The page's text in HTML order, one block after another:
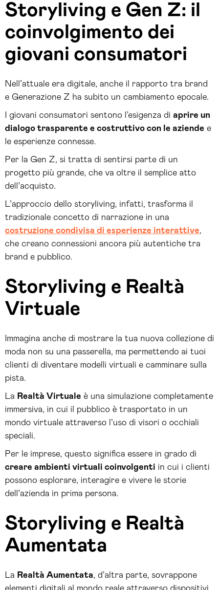
Storyliving e Gen Z: il
coinvolgimento dei
giovani consumatori
Nell’attuale era digitale, anche il rapporto tra brand
e Generazione Z ha subito un cambiamento epocale.
I giovani consumatori sentono l’esigenza di aprire un
dialogo trasparente e costruttivo con le aziende e
le esperienze connesse.
Per la Gen Z, si tratta di sentirsi parte di un
progetto più grande, che va oltre il semplice atto
dell’acquisto.
L’approccio dello storyliving, infatti, trasforma il
tradizionale concetto di narrazione in una
costruzione condivisa di esperienze interattive,
che creano connessioni ancora più autentiche tra
brand e pubblico.
Storyliving e Realtà
Virtuale
Immagina anche di mostrare la tua nuova collezione di
moda non su una passerella, ma permettendo ai tuoi
clienti di diventare modelli virtuali e camminare sulla
pista.
La Realtà Virtuale è una simulazione completamente
immersiva, in cui il pubblico è trasportato in un
mondo virtuale attraverso l’uso di visori o occhiali
speciali.
Per le imprese, questo significa essere in grado di
creare ambienti virtuali coinvolgenti in cui i clienti
possono esplorare, interagire e vivere le storie
dell’azienda in prima persona.
Storyliving e Realtà
Aumentata
La Realtà Aumentata, d’altra parte, sovrappone